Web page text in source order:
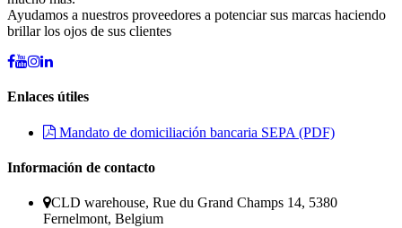
Ayudamos a nuestros proveedores a potenciar sus marcas haciendo
brillar los ojos de sus clientes
Enlaces útiles
Mandato de domiciliación bancaria SEPA (PDF)
Información de contacto
CLD warehouse, Rue du Grand Champs 14, 5380
Fernelmont, Belgium